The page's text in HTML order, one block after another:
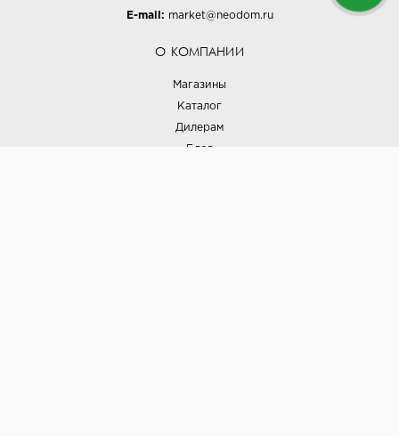
E-mail: market@neodom.ru
О КОМПАНИИ
Магазины
Каталог
Дилерам
Блог